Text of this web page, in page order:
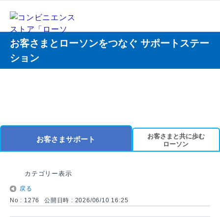
お客さまとローソンをつなぐ サポートステー
ション
お客さまサポート
お客さまと共に歩む
ローソン
カテゴリー表示
戻る
No : 1276
公開日時 : 2026/06/10 16:25